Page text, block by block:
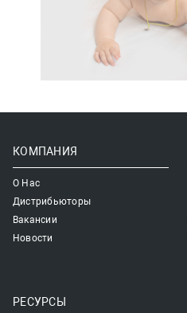
КОМПАНИЯ
О Нас
Дистрибьюторы
Вакансии
Новости
РЕСУРСЫ